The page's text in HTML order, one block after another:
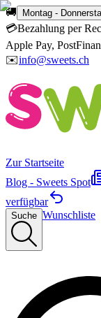
🚚 Montag -
💳Bezahlung per
Apple Pay,
✉️info@sweets.ch
Zur Startseite
Blog - Sweets Spot
verfügbar
Suche Wunschliste